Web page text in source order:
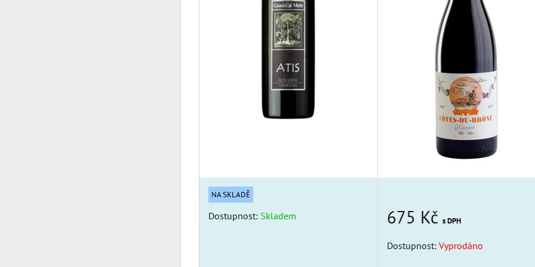
NA SKLADĚ
Dostupnost: Skladem 675 Kč s DPH
Dostupnost: Vyprodáno